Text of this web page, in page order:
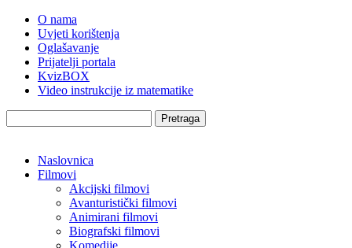
O nama
Uvjeti korištenja
Oglašavanje
Prijatelji portala
KvizBOX
Video instrukcije iz matematike
Pretraga
Naslovnica
Filmovi
Akcijski filmovi
Avanturistički filmovi
Animirani filmovi
Biografski filmovi
Komedije